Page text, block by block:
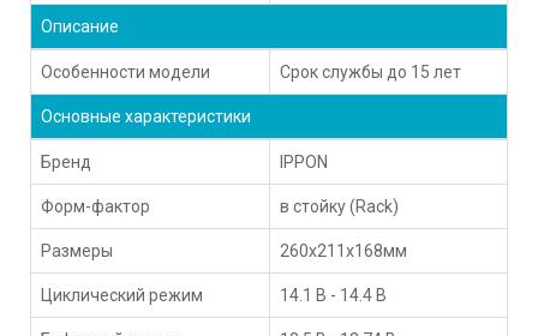
Описание
Особенности модели Срок службы до 15 лет
Основные характеристики
Бренд IPPON
Форм-фактор в стойку (Rack)
Размеры 260x211x168мм
Циклический режим 14.1 В - 14.4 В